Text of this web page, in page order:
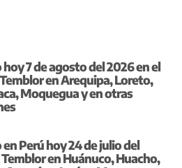
hoy 7 de agosto del 2026 en el
en Arequipa, Loreto,
Moquegua y en otras
en Perú hoy 24 de julio del
en Huánuco, Huacho,